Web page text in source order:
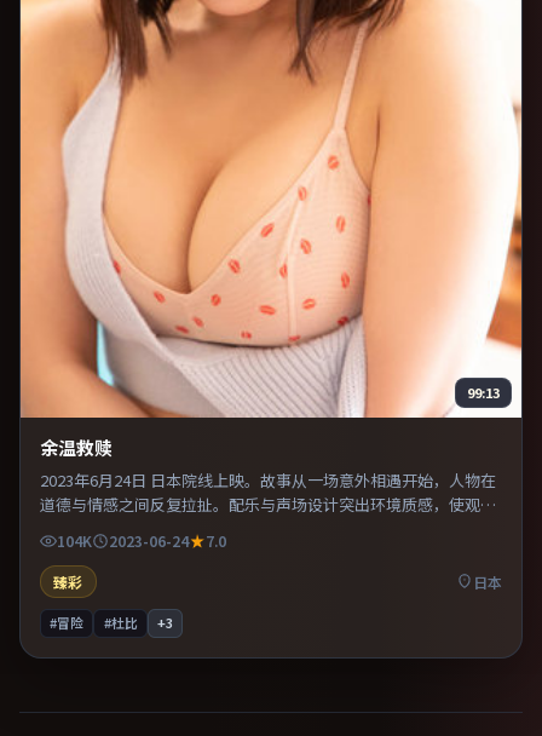
99:13
余温救赎
2023年6月24日 日本院线上映。故事从一场意外相遇开始，人物在
道德与情感之间反复拉扯。配乐与声场设计突出环境质感，使观众
更易沉浸其中。推荐给偏爱群像戏与命运母题的影迷。
104K 2023-06-24
7.0
臻彩
日本
#冒险 #杜比 +3